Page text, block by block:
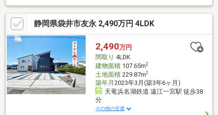
ら会話がはずむ対面キッチン採用◆洗濯物やお布団が気持ちよく
乾く南向きバルコニー＝＝住宅ローン相談随時受付中！＝＝いく
らまで借りられる？月々の支払いはいくら？車のローン、カード
ローンがあるけど大丈夫？転職したばかり、正社員じゃないけど
大丈夫？過去に審査に通らなかった等、不安がある方はお気軽に
ご相談ください。事前審査からお引渡しまで全てお手伝いしま
す。
静岡県袋井市友永 2,490万円 4LDK
2,490万円
間取り 4LDK
建物面積107.65m2
土地面積229.87m2
築年月 2023年3月(築3年6ヶ月)
天竜浜名湖鉄道 遠江一宮駅 徒歩38
分
その他の交通